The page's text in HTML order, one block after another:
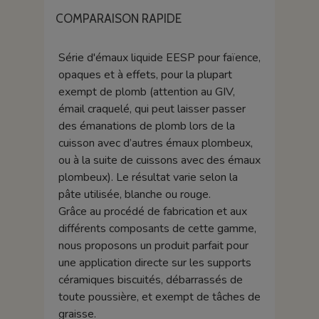
COMPARAISON RAPIDE
Série d'émaux liquide EESP pour faïence,
opaques et à effets, pour la plupart
exempt de plomb (attention au GIV,
émail craquelé, qui peut laisser passer
des émanations de plomb lors de la
cuisson avec d’autres émaux plombeux,
ou à la suite de cuissons avec des émaux
plombeux). Le résultat varie selon la
pâte utilisée, blanche ou rouge.
Grâce au procédé de fabrication et aux
différents composants de cette gamme,
nous proposons un produit parfait pour
une application directe sur les supports
céramiques biscuités, débarrassés de
toute poussière, et exempt de tâches de
graisse.